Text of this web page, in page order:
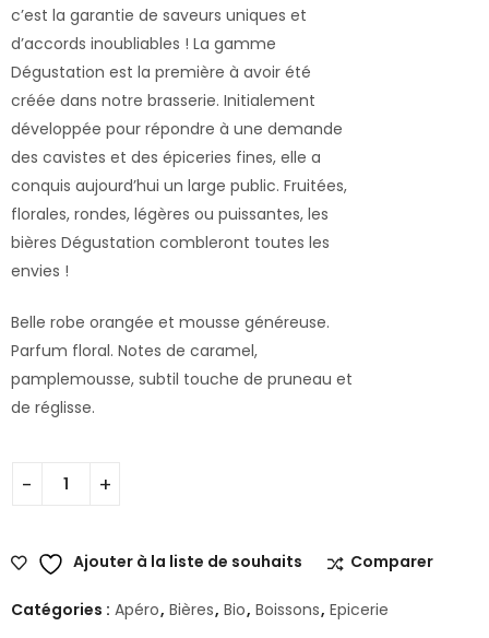
c’est la garantie de saveurs uniques et
d’accords inoubliables ! La gamme
Dégustation est la première à avoir été
créée dans notre brasserie. Initialement
développée pour répondre à une demande
des cavistes et des épiceries fines, elle a
conquis aujourd’hui un large public. Fruitées,
florales, rondes, légères ou puissantes, les
bières Dégustation combleront toutes les
envies !
Belle robe orangée et mousse généreuse.
Parfum floral. Notes de caramel,
pamplemousse, subtil touche de pruneau et
de réglisse.
Ajouter à la liste de souhaits Comparer
Catégories : Apéro, Bières, Bio, Boissons, Epicerie